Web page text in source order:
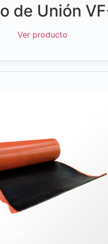
de Unión
Ver producto